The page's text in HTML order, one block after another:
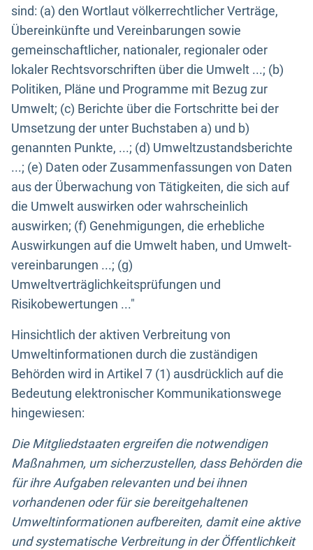
sind: (a) den Wortlaut völkerrechtlicher Verträge,
Übereinkünfte und Vereinbarungen sowie
gemeinschaftlicher, nationaler, regionaler oder
lokaler Rechtsvorschriften über die Umwelt ...; (b)
Politiken, Pläne und Programme mit Bezug zur
Umwelt; (c) Berichte über die Fortschritte bei der
Umsetzung der unter Buchstaben a) und b)
genannten Punkte, ...; (d) Umweltzustandsberichte
...; (e) Daten oder Zusammenfassungen von Daten
aus der Überwachung von Tätigkeiten, die sich auf
die Umwelt auswirken oder wahrscheinlich
auswirken; (f) Genehmigungen, die erhebliche
Auswirkungen auf die Umwelt haben, und Umwelt-
vereinbarungen ...; (g)
Umweltverträglichkeitsprüfungen und
Risikobewertungen ..."
Hinsichtlich der aktiven Verbreitung von
Umweltinformationen durch die zuständigen
Behörden wird in Artikel 7 (1) ausdrücklich auf die
Bedeutung elektronischer Kommunikationswege
hingewiesen:
Die Mitgliedstaaten ergreifen die notwendigen
Maßnahmen, um sicherzustellen, dass Behörden die
für ihre Aufgaben relevanten und bei ihnen
vorhandenen oder für sie bereitgehaltenen
Umweltinformationen aufbereiten, damit eine aktive
und systematische Verbreitung in der Öffentlichkeit